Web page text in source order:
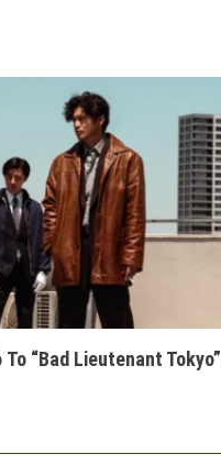
“Bad Lieutenant Tokyo”